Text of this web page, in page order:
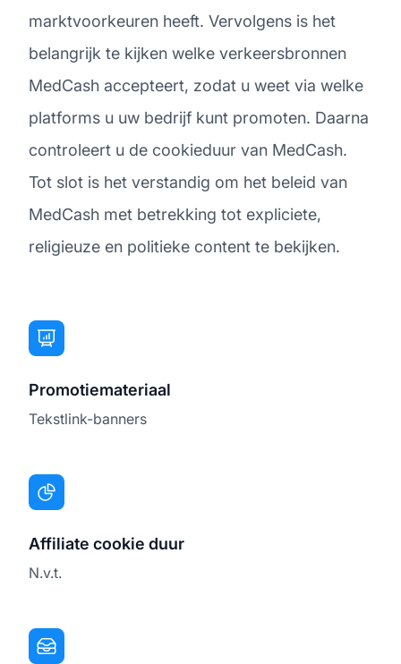
marktvoorkeuren heeft. Vervolgens is het
belangrijk te kijken welke verkeersbronnen
MedCash accepteert, zodat u weet via welke
platforms u uw bedrijf kunt promoten. Daarna
controleert u de cookieduur van MedCash.
Tot slot is het verstandig om het beleid van
MedCash met betrekking tot expliciete,
religieuze en politieke content te bekijken.
Promotiemateriaal
Tekstlink-banners
Affiliate cookie duur
N.v.t.